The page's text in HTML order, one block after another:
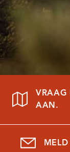
VRAAG
AAN.